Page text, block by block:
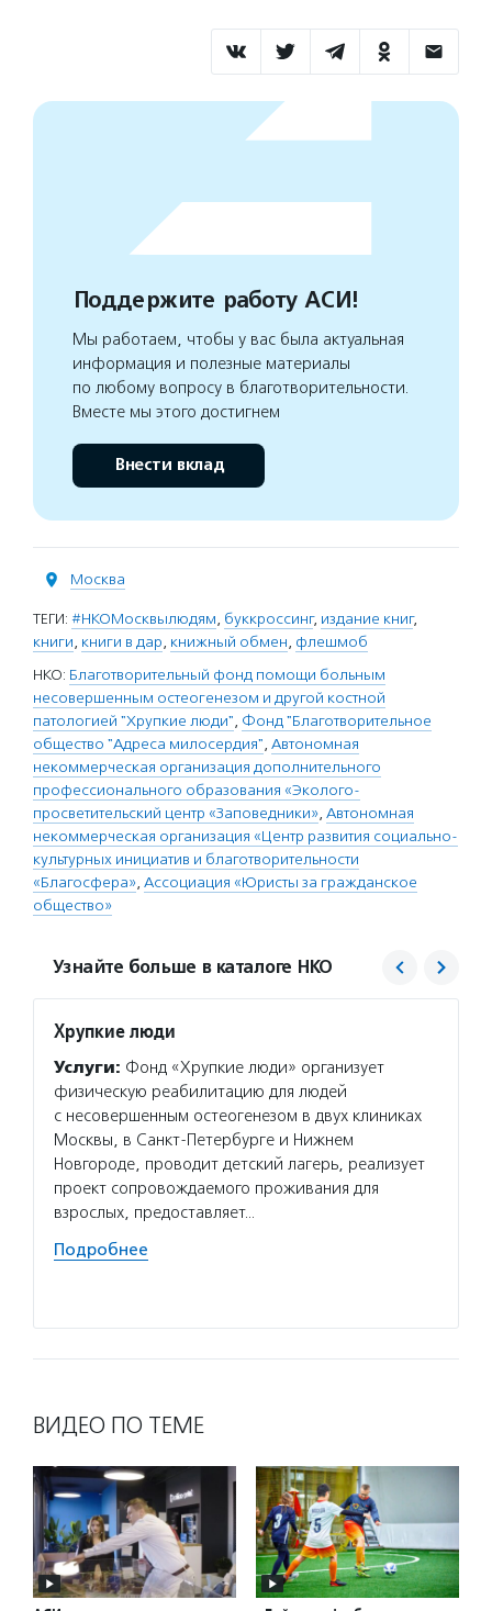
Поддержите работу АСИ!
Мы работаем, чтобы у вас была актуальная
информация и полезные материалы
по любому вопросу в благотворительности.
Вместе мы этого достигнем
Внести вклад
Москва
ТЕГИ: #НКОМосквылюдям, буккроссинг, издание книг,
книги, книги в дар, книжный обмен, флешмоб
НКО: Благотворительный фонд помощи больным
несовершенным остеогенезом и другой костной
патологией "Хрупкие люди", Фонд "Благотворительное
общество "Адреса милосердия", Автономная
некоммерческая организация дополнительного
профессионального образования «Эколого-
просветительский центр «Заповедники», Автономная
некоммерческая организация «Центр развития социально-
культурных инициатив и благотворительности
«Благосфера», Ассоциация «Юристы за гражданское
общество»
Узнайте больше в каталоге НКО
Хрупкие люди
Услуги: Фонд «Хрупкие люди» организует
физическую реабилитацию для людей
с несовершенным остеогенезом в двух клиниках
Москвы, в Санкт-Петербурге и Нижнем
Новгороде, проводит детский лагерь, реализует
проект сопровождаемого проживания для
взрослых, предоставляет…
Подробнее
ВИДЕО ПО ТЕМЕ